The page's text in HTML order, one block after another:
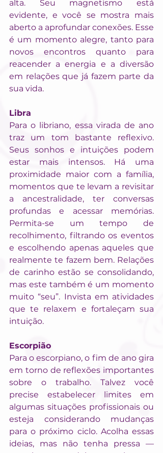
alta. Seu magnetismo está
evidente, e você se mostra mais
aberto a aprofundar conexões. Esse
é um momento alegre, tanto para
novos encontros quanto para
reacender a energia e a diversão
em relações que já fazem parte da
sua vida.
Libra
Para o libriano, essa virada de ano
traz um tom bastante reflexivo.
Seus sonhos e intuições podem
estar mais intensos. Há uma
proximidade maior com a família,
momentos que te levam a revisitar
a ancestralidade, ter conversas
profundas e acessar memórias.
Permita-se um tempo de
recolhimento, filtrando os eventos
e escolhendo apenas aqueles que
realmente te fazem bem. Relações
de carinho estão se consolidando,
mas este também é um momento
muito “seu”. Invista em atividades
que te relaxem e fortaleçam sua
intuição.
Escorpião
Para o escorpiano, o fim de ano gira
em torno de reflexões importantes
sobre o trabalho. Talvez você
precise estabelecer limites em
algumas situações profissionais ou
esteja considerando mudanças
para o próximo ciclo. Acolha essas
ideias, mas não tenha pressa —